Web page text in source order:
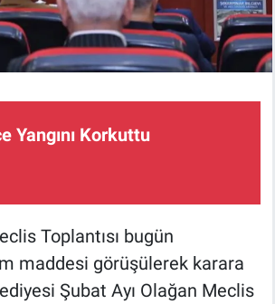
Yangını Korkuttu
Toplantısı bugün
maddesi görüşülerek karara
Şubat Ayı Olağan Meclis